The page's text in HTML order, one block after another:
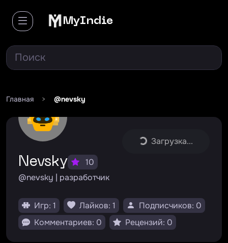
MyIndie
Главная > @nevsky
Загрузка...
Nevsky
10
@nevsky | разработчик
Игр: 1 Лайков: 1
Подписчиков: 0
Комментариев: 0
Рецензий: 0